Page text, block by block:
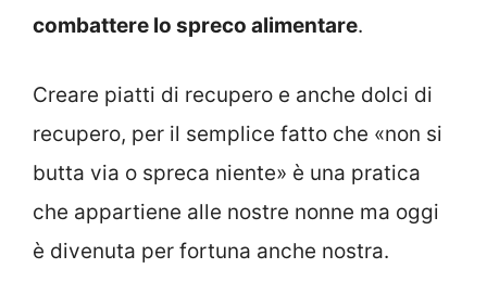
combattere lo spreco alimentare.
Creare piatti di recupero e anche dolci di
recupero, per il semplice fatto che «non si
butta via o spreca niente» è una pratica
che appartiene alle nostre nonne ma oggi
è divenuta per fortuna anche nostra.